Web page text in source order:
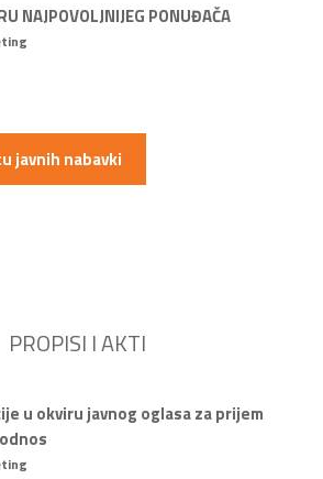
NAJPOVOLJNIJEG PONUĐAČA
javnih nabavki
PROPISI I AKTI
u okviru javnog oglasa za prijem